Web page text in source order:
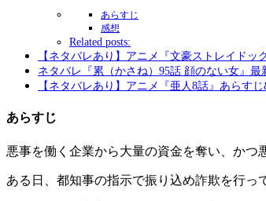
あらすじ
感想
Related posts:
【ネタバレあり】アニメ『文豪ストレイド
ネタバレ『累（かさね）95話 顔のない女』
【ネタバレあり】アニメ『亜人8話』あら
あらすじ
悪事を働く企業から大量の資金を奪い、かつ
ある日、都知事の指示で振り込め詐欺を行っ